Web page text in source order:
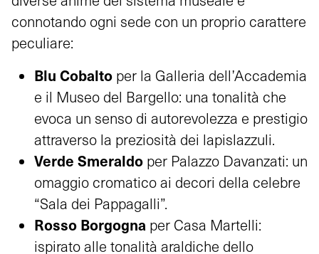
connotando ogni sede con un proprio carattere
peculiare:
Blu Cobalto per la Galleria dell’Accademia
e il Museo del Bargello: una tonalità che
evoca un senso di autorevolezza e prestigio
attraverso la preziosità dei lapislazzuli.
Verde Smeraldo per Palazzo Davanzati: un
omaggio cromatico ai decori della celebre
“Sala dei Pappagalli”.
Rosso Borgogna per Casa Martelli:
ispirato alle tonalità araldiche dello